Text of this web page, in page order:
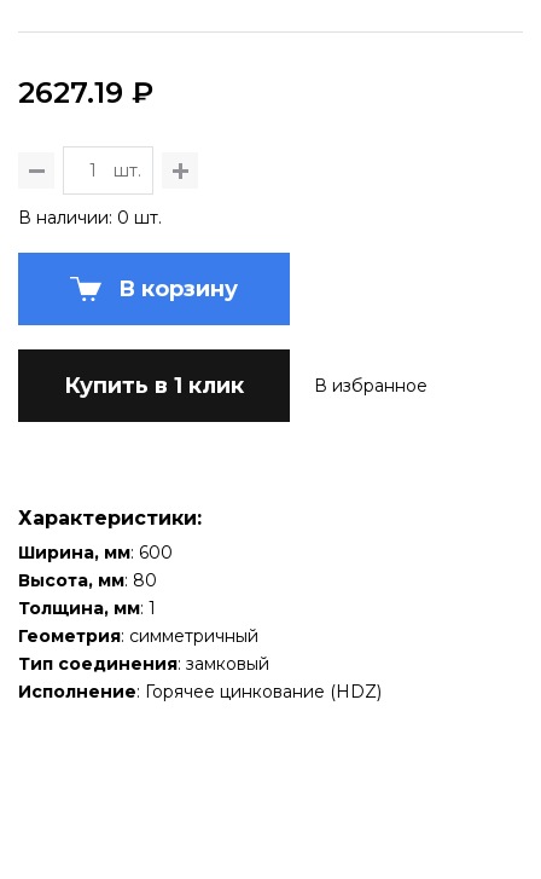
2627.19 ₽
шт.
В наличии: 0 шт.
В корзину
Купить в 1 клик В избранное
Характеристики:
Ширина, мм: 600
Высота, мм: 80
Толщина, мм: 1
Геометрия: симметричный
Тип соединения: замковый
Исполнение: Горячее цинкование (HDZ)